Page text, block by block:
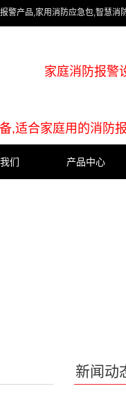
警产品,家用消防应急包,智慧
家庭消防报警
,适合家庭用的消防
们 产品中心
新闻动